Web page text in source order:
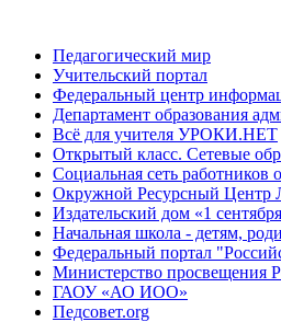
Педагогический мир
Учительский портал
Федеральный центр
Департамент образования
Всё для учителя УРОКИ.НЕТ
Открытый класс. Сетевые
Социальная сеть
Окружной Ресурсный Центр
Издательский дом «1
Начальная школа - детям,
Федеральный портал
Министерство просвещения
ГАОУ «АО ИОО»
Педсовет.org